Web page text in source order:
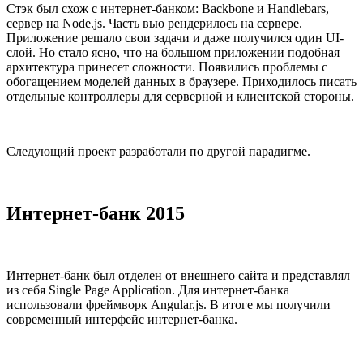
Стэк был схож с интернет-банком: Backbone и Handlebars,
сервер на Node.js. Часть вью рендерилось на сервере.
Приложение решало свои задачи и даже получился один UI-
слой. Но стало ясно, что на большом приложении подобная
архитектура принесет сложности. Появились проблемы с
обогащением моделей данных в браузере. Приходилось писать
отдельные контроллеры для серверной и клиентской стороны.
Следующий проект разработали по другой парадигме.
Интернет-банк 2015
Интернет-банк был отделен от внешнего сайта и представлял
из себя Single Page Application. Для интернет-банка
использовали фреймворк Angular.js. В итоге мы получили
современный интерфейс интернет-банка.